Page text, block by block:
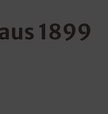
1899